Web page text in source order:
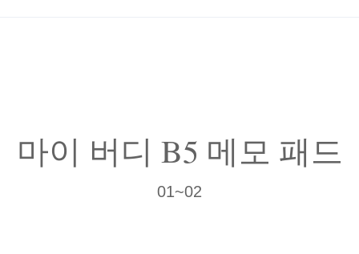
마이 버디 B5 메모 패드
01~02